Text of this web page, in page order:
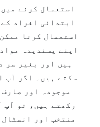
استعمال کرنے
ابتدائی افراد
استعمال کرنا
اپنے پسندیدہ
ہیں اور بغیر سر
سکتے ہیں۔ اگر آپ
موجودہ اور
رکھتے ہیں، تو آپ
منتخب اور